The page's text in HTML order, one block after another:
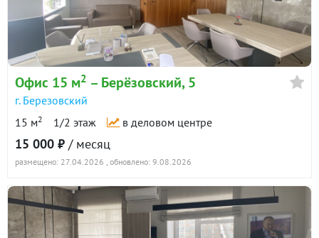
Офис 15 м2 – Берёзовский, 5
г. Березовский
15 м2 1/2 этаж в деловом центре
15 000 ₽ / месяц
размещено: 27.04.2026 , обновлено: 9.08.2026